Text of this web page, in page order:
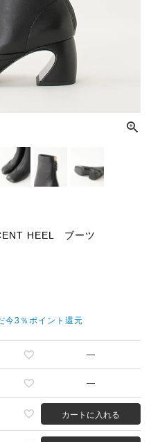
HEEL ブーツ
今3％ポイント還元
—
—
カートに入れる